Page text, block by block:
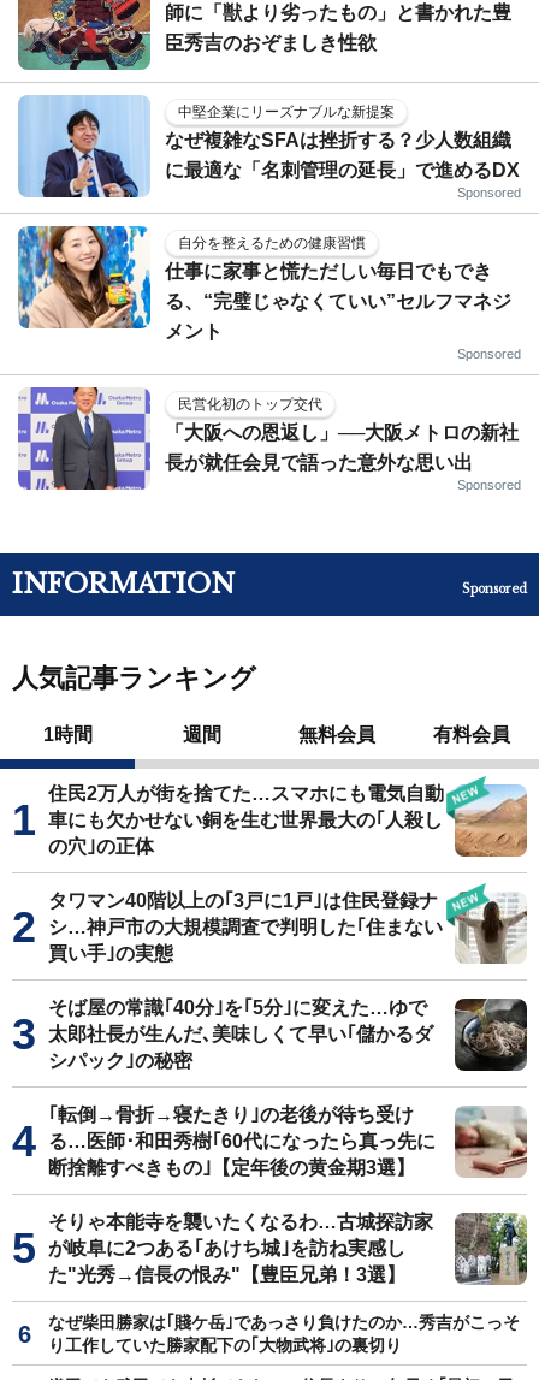
師に「獣より劣ったもの」と書かれた豊
臣秀吉のおぞましき性欲
中堅企業にリーズナブルな新提案
なぜ複雑なSFAは挫折する？少人数組織
に最適な「名刺管理の延長」で進めるDX
Sponsored
自分を整えるための健康習慣
仕事に家事と慌ただしい毎日でもでき
る、“完璧じゃなくていい”セルフマネジ
メント
Sponsored
民営化初のトップ交代
「大阪への恩返し」──大阪メトロの新社
長が就任会見で語った意外な思い出
Sponsored
INFORMATION Sponsored
人気記事ランキング
1時間 週間 無料会員 有料会員
住民2万人が街を捨てた…スマホにも電気自動
車にも欠かせない銅を生む世界最大の｢人殺し
の穴｣の正体
タワマン40階以上の｢3戸に1戸｣は住民登録ナ
シ…神戸市の大規模調査で判明した｢住まない
買い手｣の実態
そば屋の常識｢40分｣を｢5分｣に変えた…ゆで
太郎社長が生んだ､美味しくて早い｢儲かるダ
シパック｣の秘密
｢転倒→骨折→寝たきり｣の老後が待ち受け
る…医師･和田秀樹｢60代になったら真っ先に
断捨離すべきもの｣【定年後の黄金期3選】
そりゃ本能寺を襲いたくなるわ…古城探訪家
が岐阜に2つある｢あけち城｣を訪ね実感し
た"光秀→信長の恨み"【豊臣兄弟！3選】
なぜ柴田勝家は｢賤ケ岳｣であっさり負けたのか…秀吉がこっそ
り工作していた勝家配下の｢大物武将｣の裏切り